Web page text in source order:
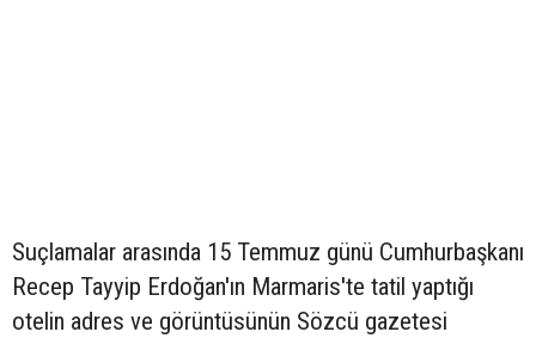
Suçlamalar arasında 15 Temmuz günü Cumhurbaşkanı
Recep Tayyip Erdoğan'ın Marmaris'te tatil yaptığı
otelin adres ve görüntüsünün Sözcü gazetesi